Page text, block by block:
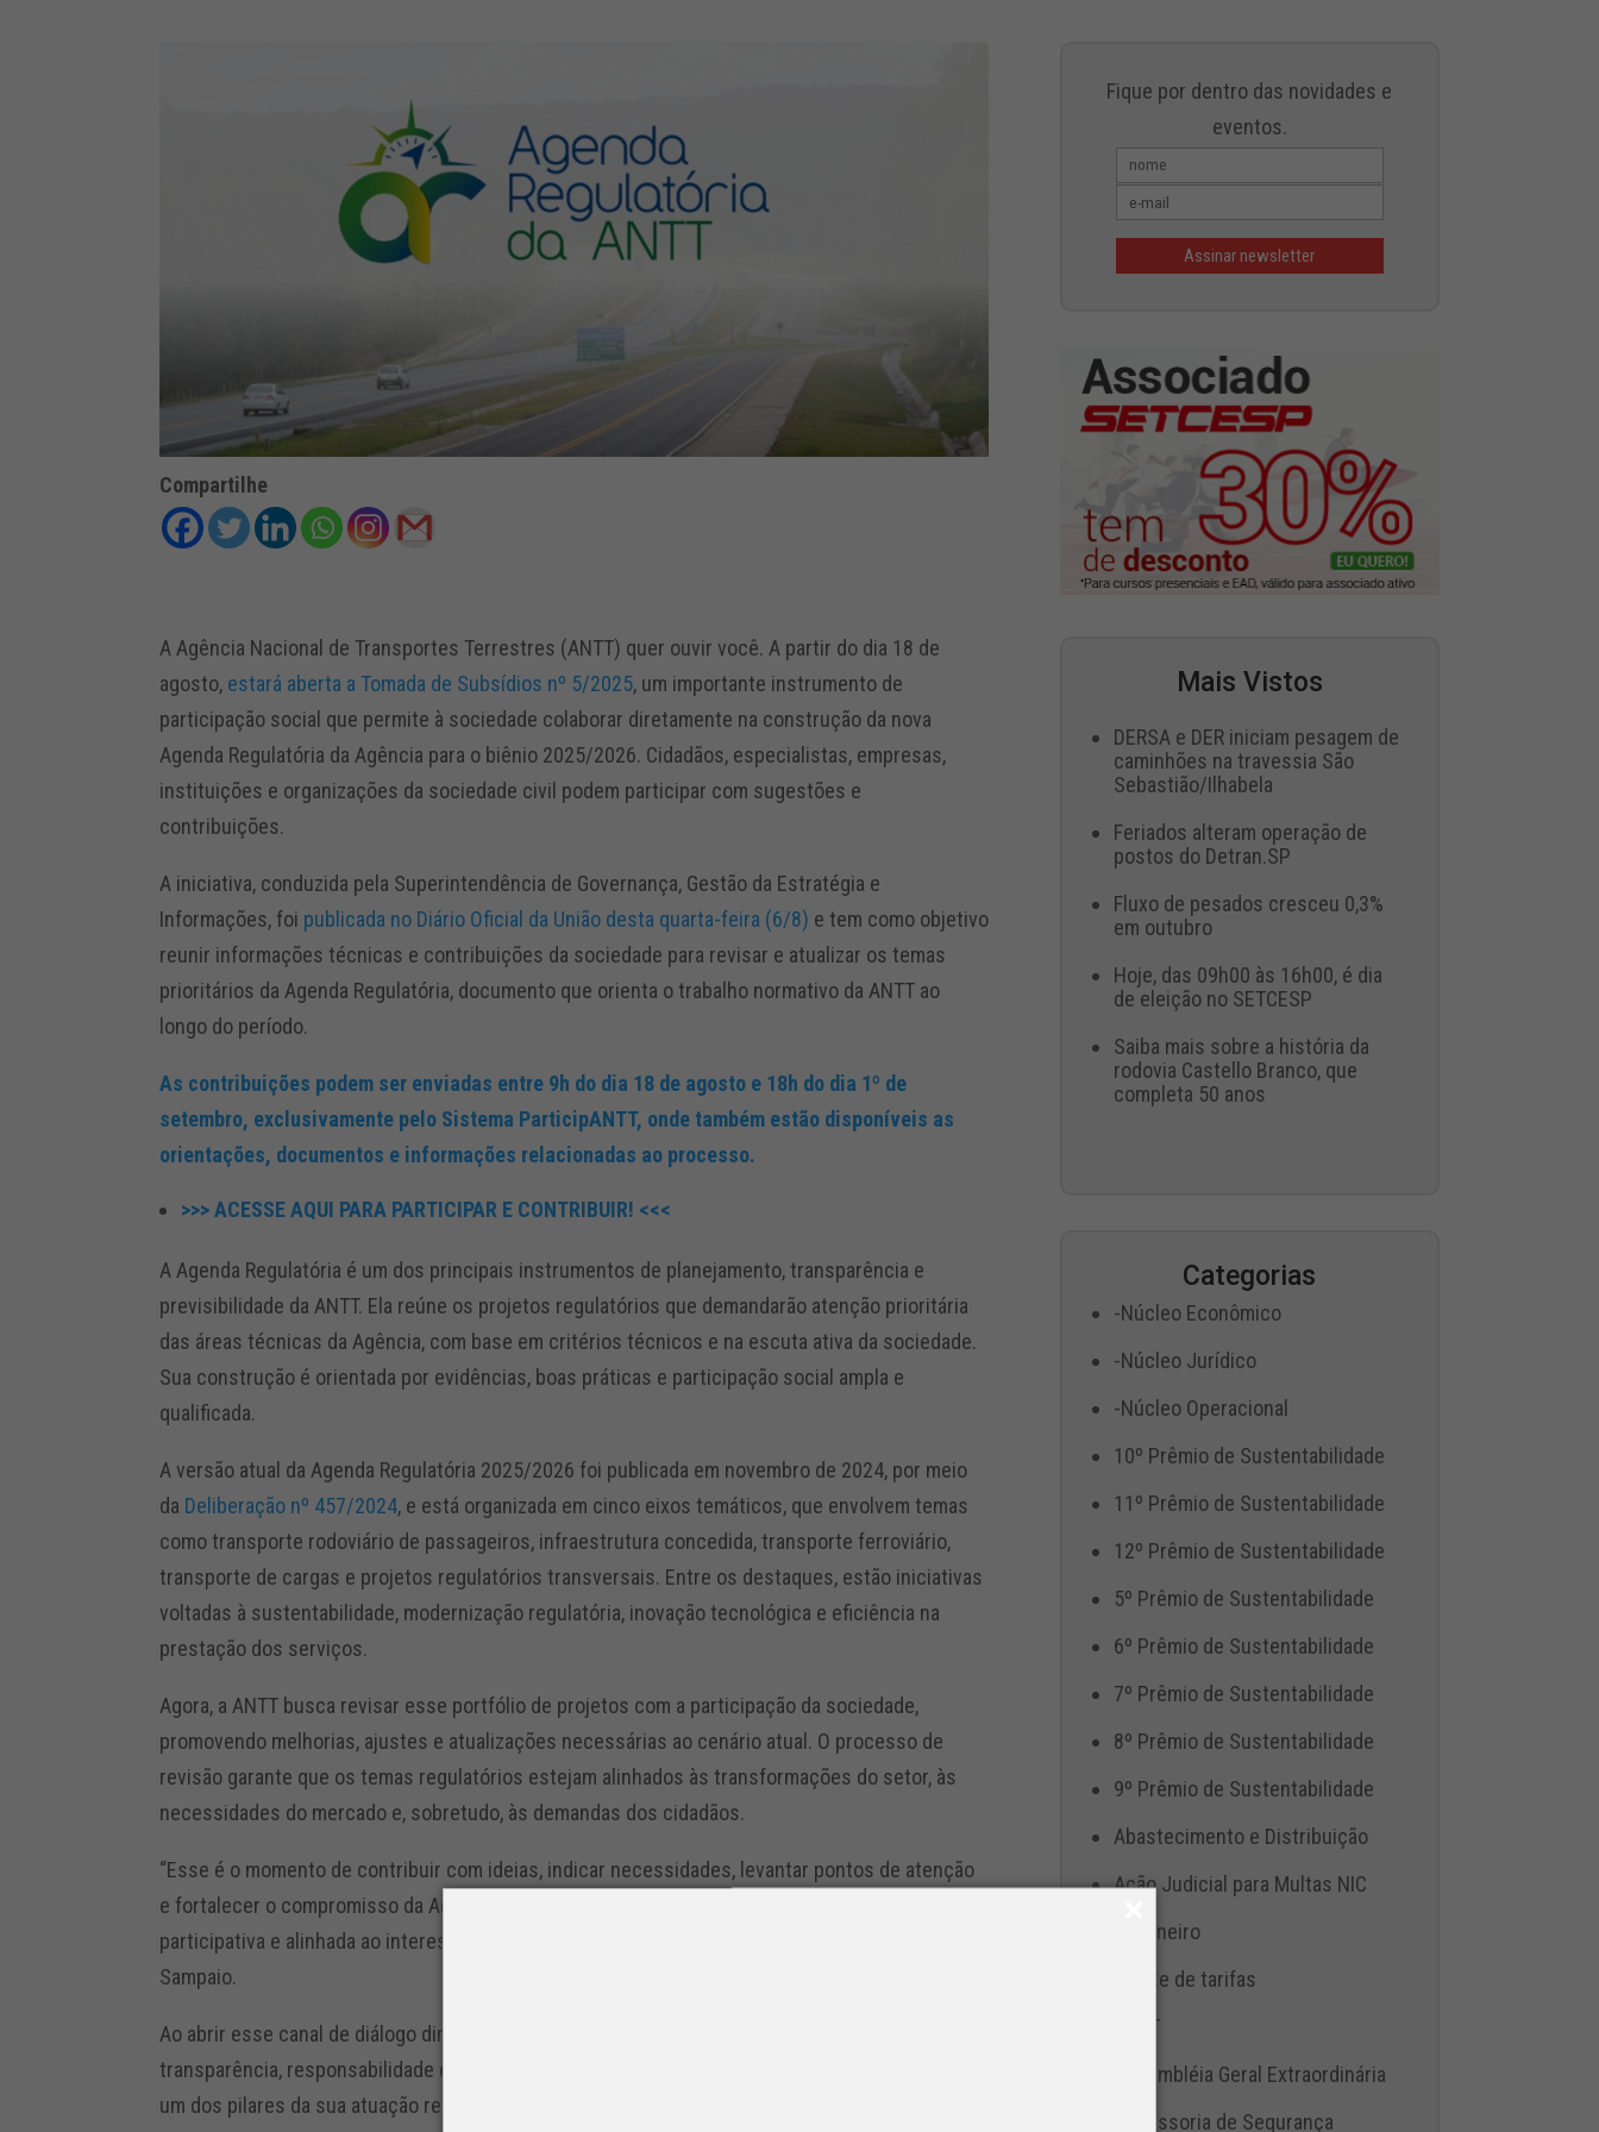
Compartilhe
A Agência Nacional de Transportes Terrestres (ANTT) quer ouvir você. A partir do dia 18 de
agosto, estará aberta a Tomada de Subsídios nº 5/2025, um importante instrumento de
participação social que permite à sociedade colaborar diretamente na construção da nova
Agenda Regulatória da Agência para o biênio 2025/2026. Cidadãos, especialistas, empresas,
instituições e organizações da sociedade civil podem participar com sugestões e
contribuições.
A iniciativa, conduzida pela Superintendência de Governança, Gestão da Estratégia e
Informações, foi publicada no Diário Oficial da União desta quarta-feira (6/8) e tem como objetivo
reunir informações técnicas e contribuições da sociedade para revisar e atualizar os temas
prioritários da Agenda Regulatória, documento que orienta o trabalho normativo da ANTT ao
longo do período.
As contribuições podem ser enviadas entre 9h do dia 18 de agosto e 18h do dia 1º de
setembro, exclusivamente pelo Sistema ParticipANTT, onde também estão disponíveis as
orientações, documentos e informações relacionadas ao processo.
>>> ACESSE AQUI PARA PARTICIPAR E CONTRIBUIR! <<<
A Agenda Regulatória é um dos principais instrumentos de planejamento, transparência e
previsibilidade da ANTT. Ela reúne os projetos regulatórios que demandarão atenção prioritária
das áreas técnicas da Agência, com base em critérios técnicos e na escuta ativa da sociedade.
Sua construção é orientada por evidências, boas práticas e participação social ampla e
qualificada.
A versão atual da Agenda Regulatória 2025/2026 foi publicada em novembro de 2024, por meio
da Deliberação nº 457/2024, e está organizada em cinco eixos temáticos, que envolvem temas
como transporte rodoviário de passageiros, infraestrutura concedida, transporte ferroviário,
transporte de cargas e projetos regulatórios transversais. Entre os destaques, estão iniciativas
voltadas à sustentabilidade, modernização regulatória, inovação tecnológica e eficiência na
prestação dos serviços.
Agora, a ANTT busca revisar esse portfólio de projetos com a participação da sociedade,
promovendo melhorias, ajustes e atualizações necessárias ao cenário atual. O processo de
revisão garante que os temas regulatórios estejam alinhados às transformações do setor, às
necessidades do mercado e, sobretudo, às demandas dos cidadãos.
“Esse é o momento de contribuir com ideias, indicar necessidades, levantar pontos de atenção
e fortalecer o compromisso da Agência com uma regulação mais eficiente, moderna,
participativa e alinhada ao interesse público”, destacou o diretor-geral da ANTT, Guilherme Theo
Sampaio.
Ao abrir esse canal de diálogo direto, a ANTT reafirma sua missão institucional de atuar com
transparência, responsabilidade e escuta ativa, consolidando a democracia participativa como
um dos pilares da sua atuação regulatória.
Fique por dentro das novidades e
eventos.
Mais Vistos
DERSA e DER iniciam pesagem de
caminhões na travessia São
Sebastião/Ilhabela
Feriados alteram operação de
postos do Detran.SP
Fluxo de pesados cresceu 0,3%
em outubro
Hoje, das 09h00 às 16h00, é dia
de eleição no SETCESP
Saiba mais sobre a história da
rodovia Castello Branco, que
completa 50 anos
Categorias
-Núcleo Econômico
-Núcleo Jurídico
-Núcleo Operacional
10º Prêmio de Sustentabilidade
11º Prêmio de Sustentabilidade
12º Prêmio de Sustentabilidade
5º Prêmio de Sustentabilidade
6º Prêmio de Sustentabilidade
7º Prêmio de Sustentabilidade
8º Prêmio de Sustentabilidade
9º Prêmio de Sustentabilidade
Abastecimento e Distribuição
Ação Judicial para Multas NIC
Aduaneiro
Ajuste de tarifas
ANTT
Assembléia Geral Extraordinária
Assessoria de Segurança